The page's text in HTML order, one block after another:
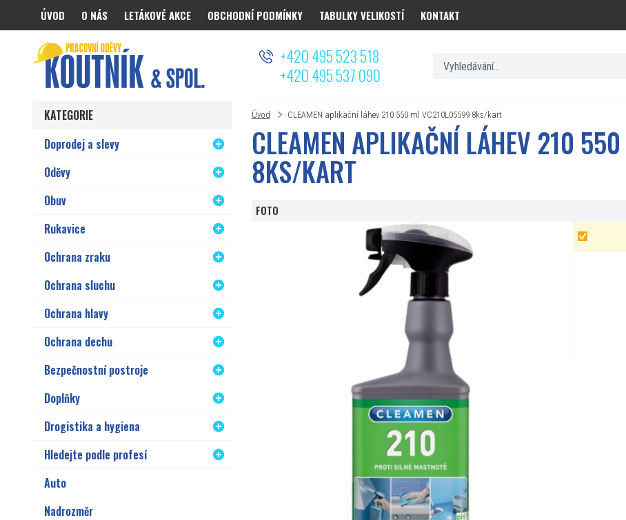
Koutnik.com
Úvod CLEAMEN aplikační láhev 210 550 ml VC210L05599 8ks/kart
CLEAMEN APLIKAČNÍ LÁHEV 210
8KS/KART
FOTO
KATEGORIE
Doprodej a slevy
Oděvy
Obuv
Rukavice
Ochrana zraku
Ochrana sluchu
Ochrana hlavy
Ochrana dechu
Bezpečnostní postroje
Doplňky
Drogistika a hygiena
Hledejte podle profesí
Auto
Nadrozměr
ÚVOD O NÁS LETÁKOVÉ AKCE OBCHODNÍ PODMÍNKY TABULKY VELIKOSTÍ KONTAKT
+420 495 523 518
+420 495 537 090